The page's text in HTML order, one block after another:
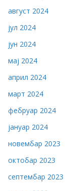
август 2024
јул 2024
јун 2024
мај 2024
април 2024
март 2024
фебруар 2024
јануар 2024
новембар 2023
октобар 2023
септембар 2023